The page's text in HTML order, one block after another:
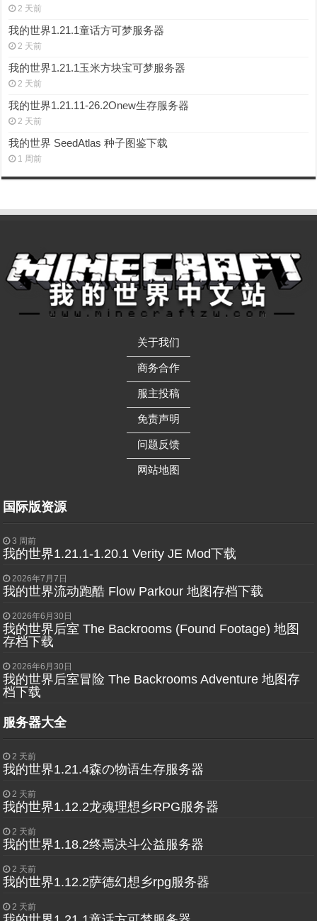
2 天前
我的世界1.21.1童话方可梦服务器
2 天前
我的世界1.21.1玉米方块宝可梦服务器
2 天前
我的世界1.21.11-26.2Onew生存服务器
2 天前
我的世界 SeedAtlas 种子图鉴下载
1 周前
关于我们
——————
商务合作
——————
服主投稿
——————
免责声明
——————
问题反馈
——————
网站地图
国际版资源
3 周前
我的世界1.21.1-1.20.1 Verity JE Mod下载
2026年7月7日
我的世界流动跑酷 Flow Parkour 地图存档下载
2026年6月30日
我的世界后室 The Backrooms (Found Footage) 地图
存档下载
2026年6月30日
我的世界后室冒险 The Backrooms Adventure 地图存
档下载
服务器大全
2 天前
我的世界1.21.4森の物语生存服务器
2 天前
我的世界1.12.2龙魂理想乡RPG服务器
2 天前
我的世界1.18.2终焉决斗公益服务器
2 天前
我的世界1.12.2萨德幻想乡rpg服务器
2 天前